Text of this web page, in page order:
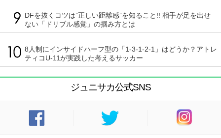
DFを抜くコツは”正しい距離感”を知ること!! 相手が足を出せ
ない「ドリブル感覚」の掴み方とは
8人制にインサイドハーフ型の「1-3-1-2-1」はどうか？アトレ
ティコU-11が実践した考えるサッカー
ジュニサカ公式SNS